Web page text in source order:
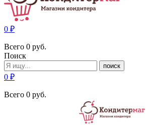
0 ₽
Всего 0 руб.
Поиск
поиск
0 ₽
Всего 0 руб.